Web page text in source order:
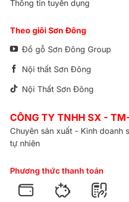
Thông tin tuyển dụng
Theo giõi Sơn Đông
Đồ gỗ Sơn Đông Group
Nội thất Sơn Đông
Nội Thất Sơn Đông
CÔNG TY TNHH SX -
Chuyên sản xuất - Kinh doanh
tự nhiên
Phương thức thanh toán